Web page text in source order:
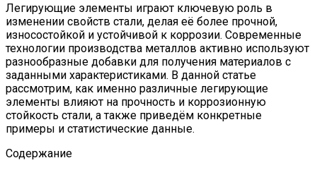
Легирующие элементы играют ключевую роль в
изменении свойств стали, делая её более прочной,
износостойкой и устойчивой к коррозии. Современные
технологии производства металлов активно используют
разнообразные добавки для получения материалов с
заданными характеристиками. В данной статье
рассмотрим, как именно различные легирующие
элементы влияют на прочность и коррозионную
стойкость стали, а также приведём конкретные
примеры и статистические данные.
Содержание